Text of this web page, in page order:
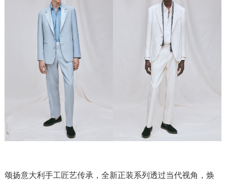
颂扬意大利手工匠艺传承，全新正装系列透过当代视角，焕